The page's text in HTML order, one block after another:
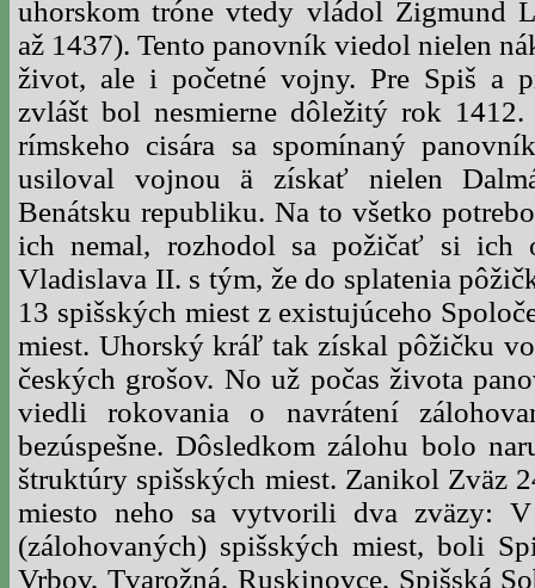
uhorskom tróne vtedy vládol Žigmund
až 1437). Tento panovník viedol nielen
život, ale i početné vojny. Pre Spiš a
zvlášt bol nesmierne dôležitý rok
rímskeho cisára sa spomínaný
usiloval vojnou ä získať nielen
Benátsku republiku. Na to všetko
ich nemal, rozhodol sa požičať si ich
Vladislava II. s tým, že do splatenia
13 spišských miest z existujúceho
miest. Uhorský kráľ tak získal pôžičku
českých grošov. No už počas života
viedli rokovania o navrátení
bezúspešne. Dôsledkom zálohu bolo
štruktúry spišských miest. Zanikol Zväz
miesto neho sa vytvorili dva zväzy:
(zálohovaných) spišských miest, boli
Vrbov, Tvarožná, Ruskinovce, Spišská